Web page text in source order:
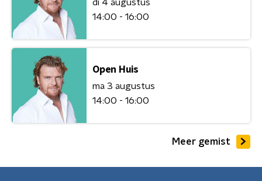
di 4 augustus
14:00 - 16:00
Open Huis
ma 3 augustus
14:00 - 16:00
Meer gemist